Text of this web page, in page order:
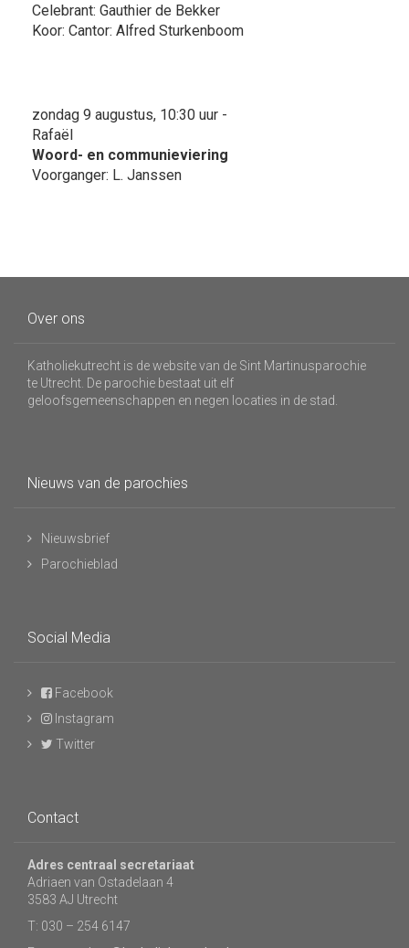
Celebrant: Gauthier de Bekker
Koor: Cantor: Alfred Sturkenboom
zondag 9 augustus, 10:30 uur -
Rafaël
Woord- en communieviering
Voorganger: L. Janssen
Over ons
Katholiekutrecht is de website van de Sint Martinusparochie
te Utrecht. De parochie bestaat uit elf
geloofsgemeenschappen en negen locaties in de stad.
Nieuws van de parochies
Nieuwsbrief
Parochieblad
Social Media
Facebook
Instagram
Twitter
Contact
Adres centraal secretariaat
Adriaen van Ostadelaan 4
3583 AJ Utrecht
T: 030 – 254 6147